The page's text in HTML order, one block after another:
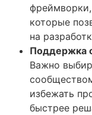
которые
на
Поддержка
Важно
избежать
быстрее